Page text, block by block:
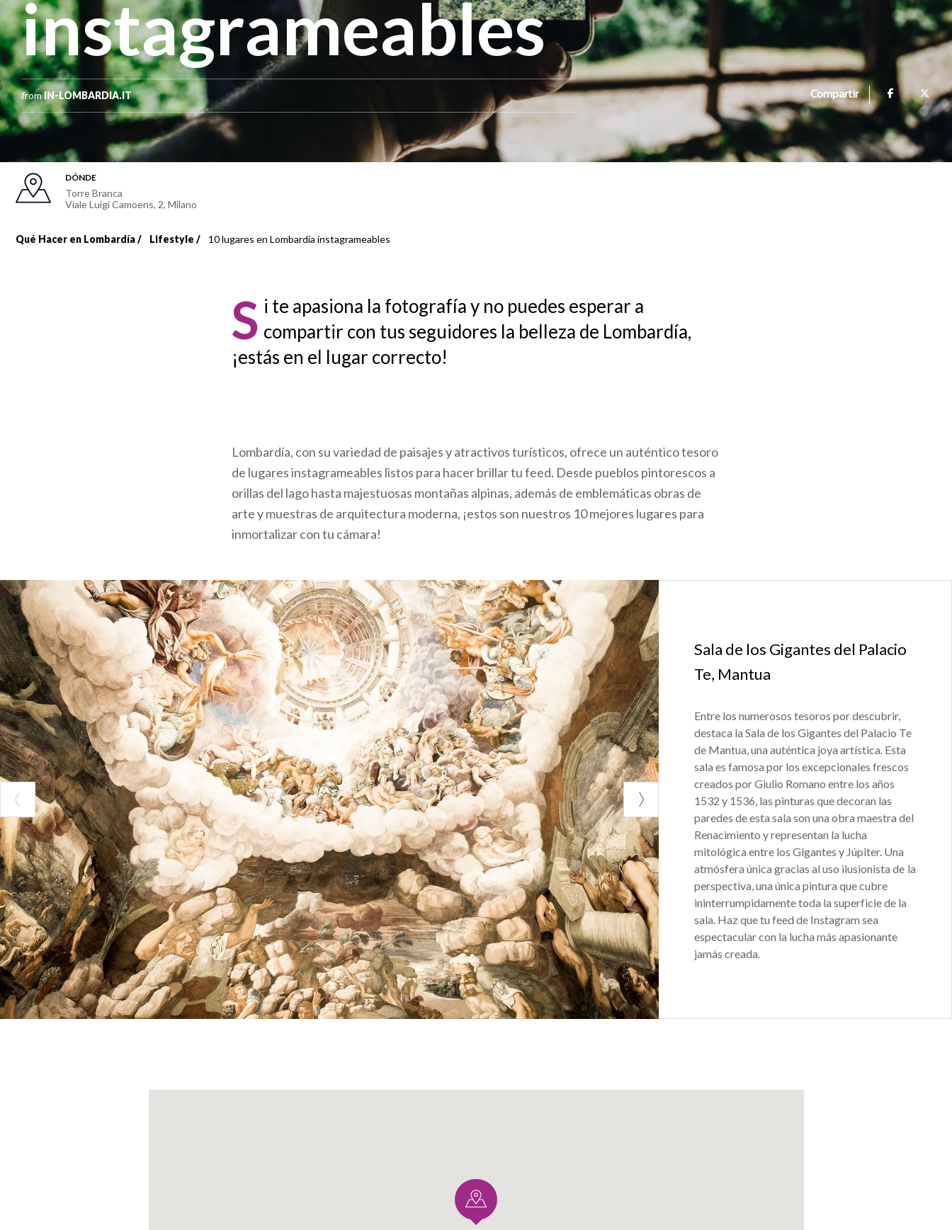
instagrameables
fromIN-LOMBARDIA.IT Compartir
DÓNDE
Torre Branca
Viale Luigi Camoens, 2, Milano
Sobrescribir
Qué Hacer en Lombardía Lifestyle 10 lugares en Lombardía instagrameables
S i te apasiona la fotografía y no puedes esperar a
compartir con tus seguidores la belleza de Lombardía,
¡estás en el lugar correcto!
Lombardía, con su variedad de paisajes y atractivos turísticos, ofrece un auténtico tesoro
de lugares instagrameables listos para hacer brillar tu feed. Desde pueblos pintorescos a
orillas del lago hasta majestuosas montañas alpinas, además de emblemáticas obras de
arte y muestras de arquitectura moderna, ¡estos son nuestros 10 mejores lugares para
inmortalizar con tu cámara!
Sala de los Gigantes del Palacio
Te, Mantua
Entre los numerosos tesoros por descubrir,
destaca la Sala de los Gigantes del Palacio Te
de Mantua, una auténtica joya artística. Esta
sala es famosa por los excepcionales frescos
creados por Giulio Romano entre los años
1532 y 1536, las pinturas que decoran las
paredes de esta sala son una obra maestra del
Renacimiento y representan la lucha
mitológica entre los Gigantes y Júpiter. Una
atmósfera única gracias al uso ilusionista de la
perspectiva, una única pintura que cubre
ininterrumpidamente toda la superficie de la
sala. Haz que tu feed de Instagram sea
espectacular con la lucha más apasionante
jamás creada.